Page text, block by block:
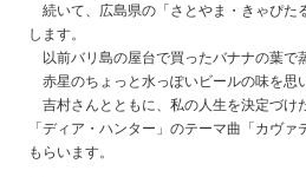
続いて、広島県の「さとやま・きゃぴた
します。
以前バリ島の屋台で買ったバナナの葉で
赤星のちょっと水っぽいビールの味を思
吉村さんとともに、私の人生を決定づけ
「ディア・ハンター」のテーマ曲「カヴ
もらいます。